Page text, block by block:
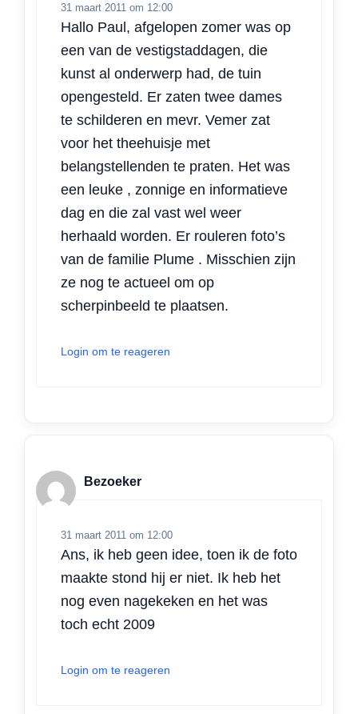
31 maart 2011 om 12:00
Hallo Paul, afgelopen zomer was op
een van de vestigstaddagen, die
kunst al onderwerp had, de tuin
opengesteld. Er zaten twee dames
te schilderen en mevr. Vemer zat
voor het theehuisje met
belangstellenden te praten. Het was
een leuke , zonnige en informatieve
dag en die zal vast wel weer
herhaald worden. Er rouleren foto’s
van de familie Plume . Misschien zijn
ze nog te actueel om op
scherpinbeeld te plaatsen.
Login om te reageren
Bezoeker
31 maart 2011 om 12:00
Ans, ik heb geen idee, toen ik de foto
maakte stond hij er niet. Ik heb het
nog even nagekeken en het was
toch echt 2009
Login om te reageren